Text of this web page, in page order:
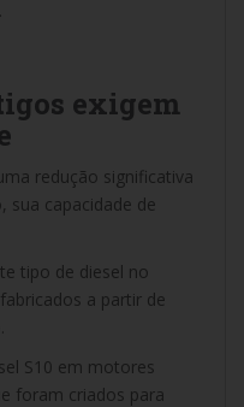
exigem
redução significativa
sua capacidade de
tipo de diesel no
a partir de
S10 em motores
foram criados para